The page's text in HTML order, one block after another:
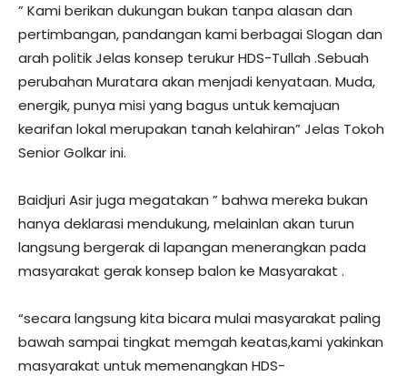
” Kami berikan dukungan bukan tanpa alasan dan
pertimbangan, pandangan kami berbagai Slogan dan
arah politik Jelas konsep terukur HDS-Tullah .Sebuah
perubahan Muratara akan menjadi kenyataan. Muda,
energik, punya misi yang bagus untuk kemajuan
kearifan lokal merupakan tanah kelahiran” Jelas Tokoh
Senior Golkar ini.
Baidjuri Asir juga megatakan ” bahwa mereka bukan
hanya deklarasi mendukung, melainlan akan turun
langsung bergerak di lapangan menerangkan pada
masyarakat gerak konsep balon ke Masyarakat .
“secara langsung kita bicara mulai masyarakat paling
bawah sampai tingkat memgah keatas,kami yakinkan
masyarakat untuk memenangkan HDS-